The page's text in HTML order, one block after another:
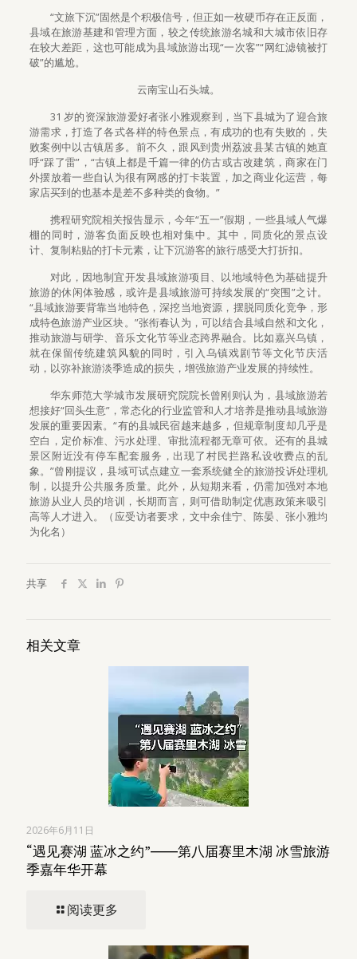
“文旅下沉”固然是个积极信号，但正如一枚硬币存在正反面，
县域在旅游基建和管理方面，较之传统旅游名城和大城市依旧存
在较大差距，这也可能成为县域旅游出现“一次客”“网红滤镜被打
破”的尴尬。
云南宝山石头城。
31 岁的资深旅游爱好者张小雅观察到，当下县城为了迎合旅
游需求，打造了各式各样的特色景点，有成功的也有失败的，失
败案例中以古镇居多。前不久，跟风到贵州荔波县某古镇的她直
呼“踩了雷”，“古镇上都是千篇一律的仿古或古改建筑，商家在门
外摆放着一些自认为很有网感的打卡装置，加之商业化运营，每
家店买到的也基本是差不多种类的食物。”
携程研究院相关报告显示，今年“五一”假期，一些县域人气爆
棚的同时，游客负面反映也相对集中。其中，同质化的景点设
计、复制粘贴的打卡元素，让下沉游客的旅行感受大打折扣。
对此，因地制宜开发县域旅游项目、以地域特色为基础提升
旅游的休闲体验感，或许是县域旅游可持续发展的“突围”之计。
“县域旅游要背靠当地特色，深挖当地资源，摆脱同质化竞争，形
成特色旅游产业区块。”张衔春认为，可以结合县域自然和文化，
推动旅游与研学、音乐文化节等业态跨界融合。比如嘉兴乌镇，
就在保留传统建筑风貌的同时，引入乌镇戏剧节等文化节庆活
动，以弥补旅游淡季造成的损失，增强旅游产业发展的持续性。
华东师范大学城市发展研究院院长曾刚则认为，县域旅游若
想接好“回头生意”，常态化的行业监管和人才培养是推动县域旅游
发展的重要因素。“有的县城民宿越来越多，但规章制度却几乎是
空白，定价标准、污水处理、审批流程都无章可依。还有的县城
景区附近没有停车配套服务，出现了村民拦路私设收费点的乱
象。”曾刚提议，县域可试点建立一套系统健全的旅游投诉处理机
制，以提升公共服务质量。此外，从短期来看，仍需加强对本地
旅游从业人员的培训，长期而言，则可借助制定优惠政策来吸引
高等人才进入。（应受访者要求，文中余佳宁、陈晏、张小雅均
为化名）
共享
相关文章
2026年6月11日
“遇见赛湖 蓝冰之约”――第八届赛里木湖 冰雪旅游
季嘉年华开幕
阅读更多